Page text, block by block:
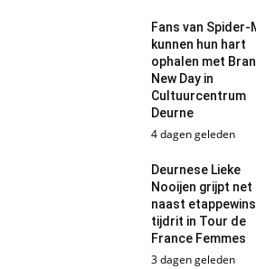
Fans van Spider-
kunnen hun hart
ophalen met
New Day in
Cultuurcentrum
Deurne
4 dagen geleden
Deurnese Lieke
Nooijen grijpt net
naast
tijdrit in Tour de
France Femmes
3 dagen geleden